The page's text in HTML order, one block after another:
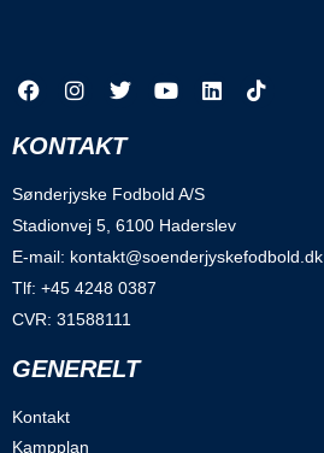
KONTAKT
Sønderjyske Fodbold A/S
Stadionvej 5, 6100 Haderslev
E-mail: kontakt@soenderjyskefodbold.dk
Tlf: +45 4248 0387
CVR: 31588111
GENERELT
Kontakt
Kampplan